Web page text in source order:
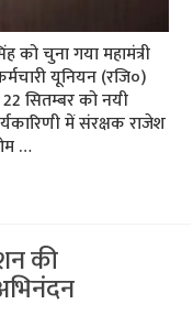
चुना गया महामंत्री
यूनियन (रजि०)
सितम्बर को नयी
में संरक्षक राजेश
…
की